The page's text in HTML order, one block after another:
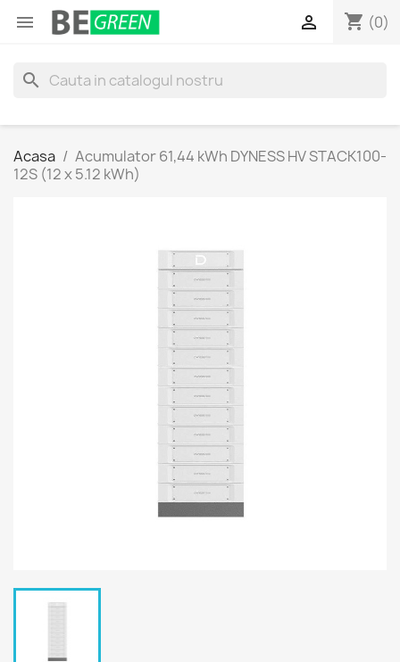
 shopping_cart (0)

search
Acasa
Acumulator 61,44 kWh DYNESS HV STACK100-
12S (12 x 5.12 kWh)